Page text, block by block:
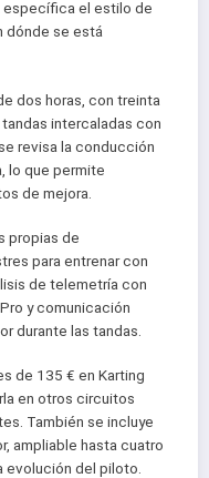
específica el estilo de
dónde se está
dos horas, con treinta
intercaladas con
revisa la conducción
lo que permite
de mejora.
propias de
para entrenar con
de telemetría con
y comunicación
durante las tandas.
de 135 € en Karting
en otros circuitos
También se incluye
ampliable hasta cuatro
evolución del piloto.